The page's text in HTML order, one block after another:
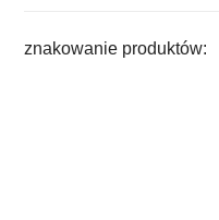
znakowanie produktów: